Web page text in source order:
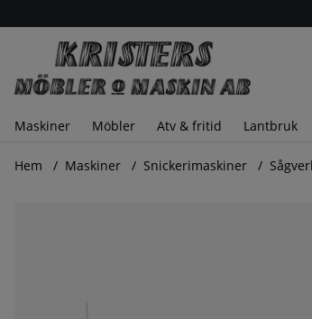
Maskiner Möbler Atv & fritid Lantbruk
Hem Maskiner Snickerimaskiner
Produktbilder Extra förlängning av sågbord